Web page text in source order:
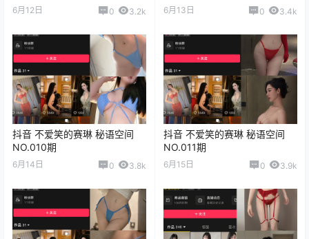
6月12日 0 3.2k 6月13日 0 3.4k
抖音 不爱笑的赛琳 秘语空间
NO.010期
6月14日 0 3.8k
抖音 不爱笑的赛琳 秘语空间
NO.011期
6月15日 0 3.9k